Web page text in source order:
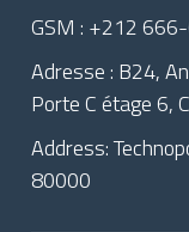
GSM : +212
Adresse : B24,
Porte C étage 6,
Address:
80000